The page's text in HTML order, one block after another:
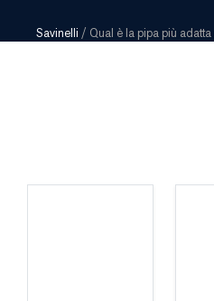
Savinelli / Qual è la pipa più